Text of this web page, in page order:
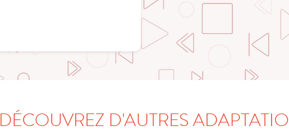
DÉCOUVREZ D'AUTRES